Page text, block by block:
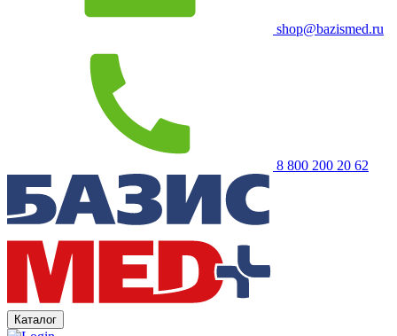
shop@bazismed.ru
8 800 200 20 62
Каталог